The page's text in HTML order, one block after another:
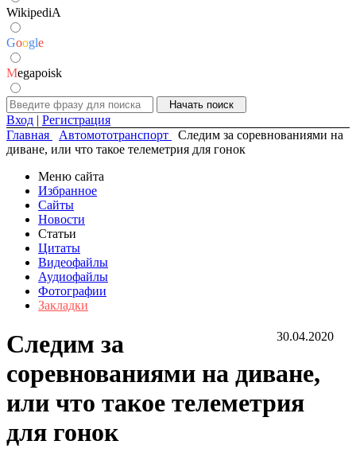
WikipediA
Google
Megapoisk
Вход | Регистрация
Главная
Автомототранспорт
Следим за соревнованиями на
диване, или что такое телеметрия для гонок
Меню сайта
Избранное
Сайты
Новости
Статьи
Цитаты
Видеофайлы
Аудиофайлы
Фотографии
Закладки
30.04.2020
Следим за
соревнованиями на диване,
или что такое телеметрия
для гонок